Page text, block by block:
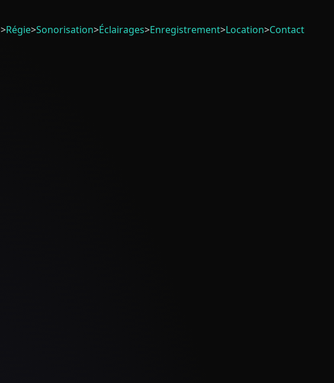
>Régie>Sonorisation>Éclairages>Enregistrement>Location>Contact